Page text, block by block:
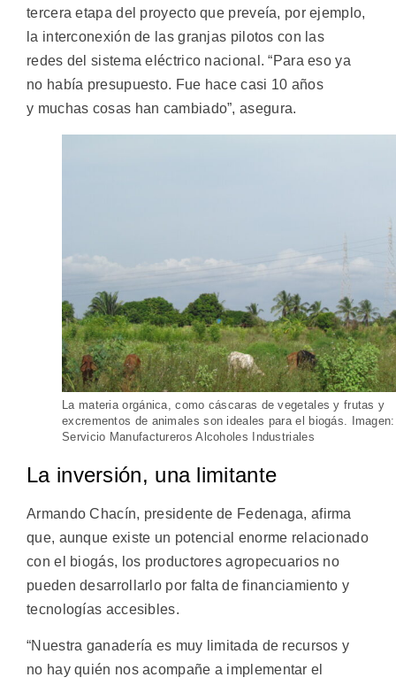
tercera etapa del proyecto que preveía, por ejemplo,
la interconexión de las granjas pilotos con las
redes del sistema eléctrico nacional. “Para eso ya
no había presupuesto. Fue hace casi 10 años
y muchas cosas han cambiado”, asegura.
La materia orgánica, como cáscaras de vegetales y frutas y
excrementos de animales son ideales para el biogás. Imagen:
Servicio Manufactureros Alcoholes Industriales
La inversión, una limitante
Armando Chacín, presidente de Fedenaga, afirma
que, aunque existe un potencial enorme relacionado
con el biogás, los productores agropecuarios no
pueden desarrollarlo por falta de financiamiento y
tecnologías accesibles.
“Nuestra ganadería es muy limitada de recursos y
no hay quién nos acompañe a implementar el